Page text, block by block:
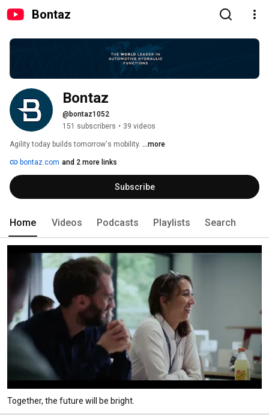
Bontaz
Bontaz
@bontaz1052
151 subscribers • 39 videos
Agility today builds tomorrow's mobility. ...more
bontaz.com and 2 more links
Subscribe
Home Videos Podcasts Playlists Search
Together, the future will be bright.